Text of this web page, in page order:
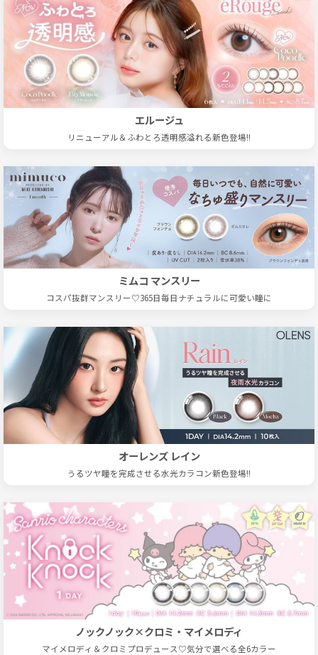
エルージュ
リニューアル＆ふわとろ透明感溢れる新色登場!!
ミムコ マンスリー
コスパ抜群マンスリー♡365日毎日ナチュラルに可愛い瞳に
オーレンズ レイン
うるツヤ瞳を完成させる水光カラコン新色登場!!
ノックノック×クロミ・マイメロディ
マイメロディ＆クロミプロデュース♡気分で選べる全6カラー